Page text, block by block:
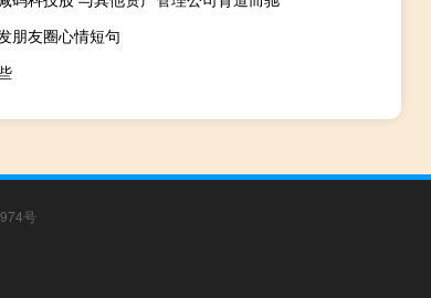
朋友圈心情短句
号